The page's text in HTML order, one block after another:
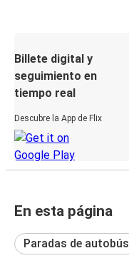
Billete digital y
seguimiento en
tiempo real
Descubre la App de Flix
En esta página
Paradas de autobús